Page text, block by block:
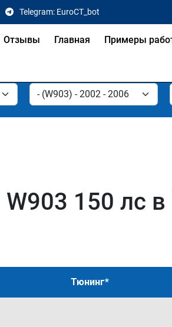
Telegram: EuroCT_bot
Отзывы Главная Примеры
150 лс
Тюнинг*